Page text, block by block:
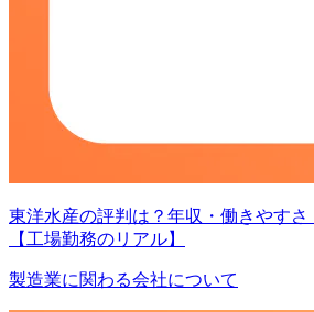
東洋水産の評判は？年収・働きやすさ
【工場勤務のリアル】
製造業に関わる会社について